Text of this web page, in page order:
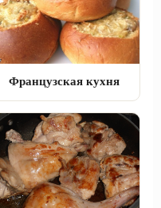
Французская кухня